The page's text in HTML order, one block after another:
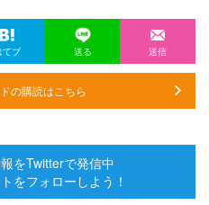
てブ 送る 送信
の購読はこちら
をTwitterで発信中
をフォローしよう！